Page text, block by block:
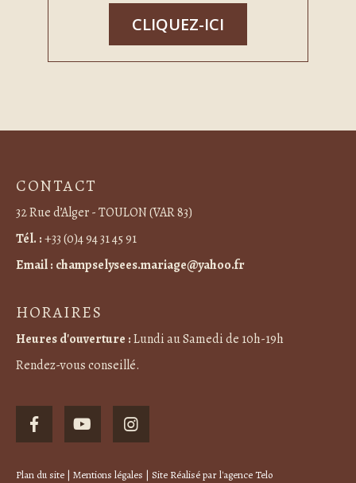
CLIQUEZ-ICI
CONTACT
32 Rue d’Alger - TOULON (VAR 83)
Tél. :+33 (0)4 94 31 45 91
Email : champselysees.mariage@yahoo.fr
HORAIRES
Heures d'ouverture :Lundi au Samedi de 10h-19h
Rendez-vous conseillé.
Plan du site | Mentions légales | Site Réalisé parl'agence Telo